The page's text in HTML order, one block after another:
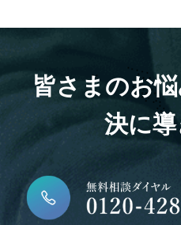
皆さまのお
決に